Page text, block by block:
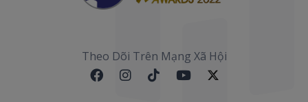
Theo Dõi Trên Mạng Xã Hội